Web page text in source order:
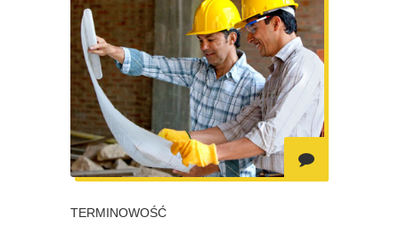
TERMINOWOŚĆ